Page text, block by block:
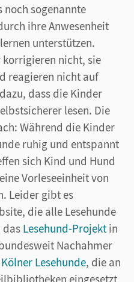
sogenannte
ihre Anwesenheit
unterstützen.
nicht, sie
reagieren nicht auf
dass die Kinder
lesen. Die
Während die Kinder
ruhig und entspannt
sich Kind und Hund
Vorleseeinheit von
Leider gibt es
die alle Lesehunde
das Lesehund-Projekt in
Nachahmer
Kölner Lesehunde, die an
eingesetzt